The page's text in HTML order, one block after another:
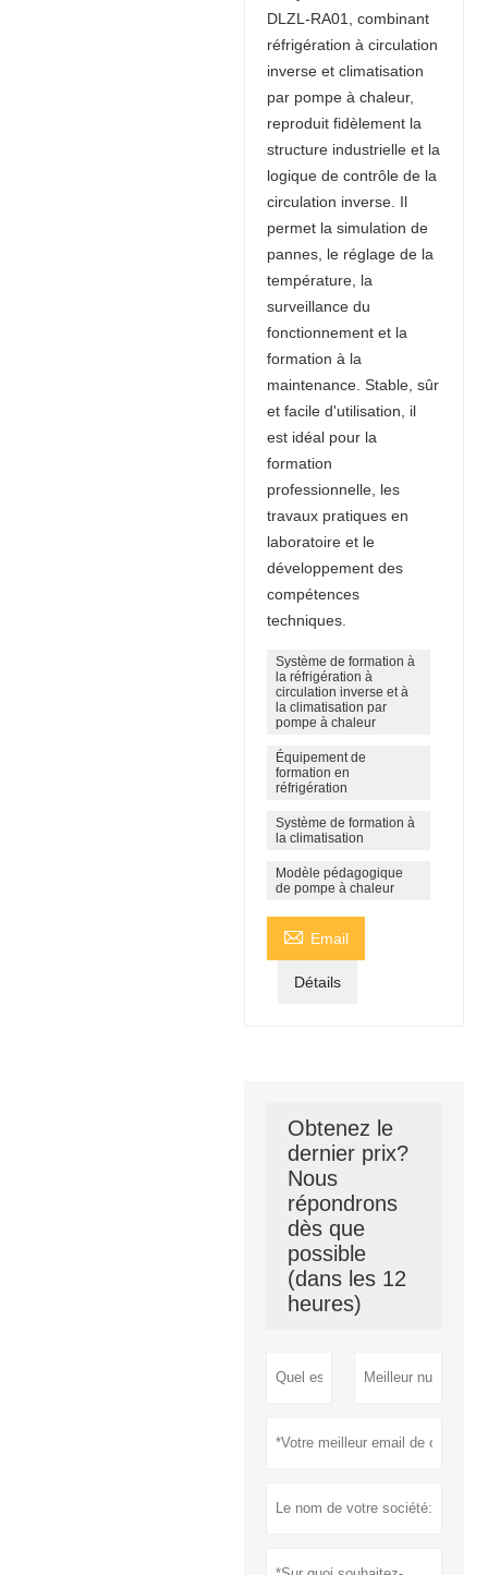
DLZL-RA01, combinant
réfrigération à circulation
inverse et climatisation
par pompe à chaleur,
reproduit fidèlement la
structure industrielle et la
logique de contrôle de la
circulation inverse. Il
permet la simulation de
pannes, le réglage de la
température, la
surveillance du
fonctionnement et la
formation à la
maintenance. Stable, sûr
et facile d'utilisation, il
est idéal pour la
formation
professionnelle, les
travaux pratiques en
laboratoire et le
développement des
compétences
techniques.
Système de formation à
la réfrigération à
circulation inverse et à
la climatisation par
pompe à chaleur
Équipement de
formation en
réfrigération
Système de formation à
la climatisation
Modèle pédagogique
de pompe à chaleur
 Email
Détails
Obtenez le
dernier prix?
Nous
répondrons
dès que
possible
(dans les 12
heures)